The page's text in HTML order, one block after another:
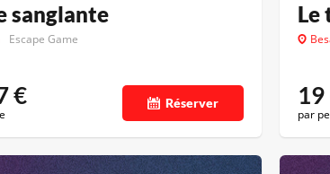
sanglante
Escape Game
€ Réserver
Le
19
par